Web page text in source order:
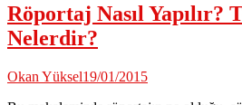
Röportaj Nasıl Yapılır?
Nelerdir?
Okan Yüksel19/01/2015